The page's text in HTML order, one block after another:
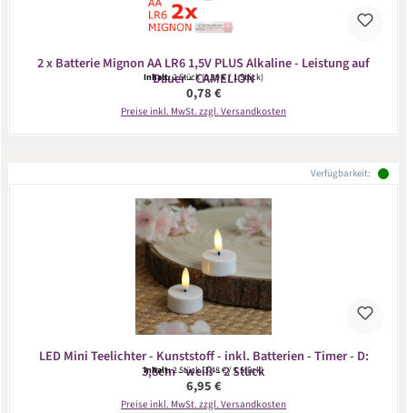
2 x Batterie Mignon AA LR6 1,5V PLUS Alkaline - Leistung auf
Dauer - CAMELION
Inhalt:2 Stück(0,39 € / 1 Stück)
Regulärer Preis:
0,78 €
Preise inkl. MwSt. zzgl. Versandkosten
Verfügbarkeit:
LED Mini Teelichter - Kunststoff - inkl. Batterien - Timer - D:
3,8cm - weiß - 2 Stück
Inhalt:2 Stück(3,48 € / 1 Stück)
Regulärer Preis:
6,95 €
Preise inkl. MwSt. zzgl. Versandkosten